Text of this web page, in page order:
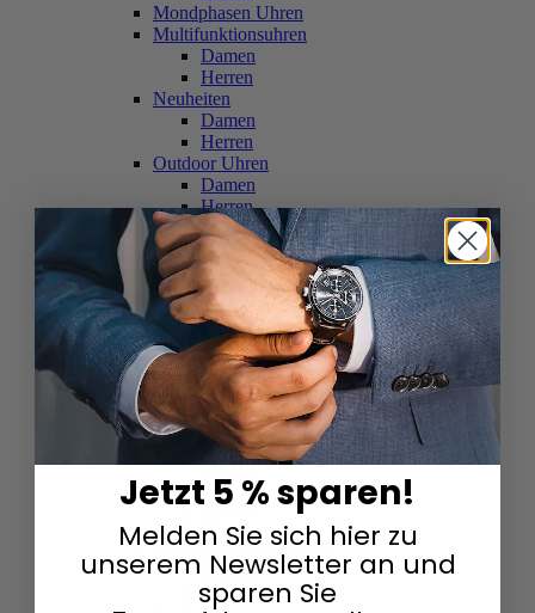
Mondphasen Uhren
Multifunktionsuhren
Damen
Herren
Neuheiten
Damen
Herren
Outdoor Uhren
Damen
Herren
Schweizer Uhren
Damen
Herren
Skelettuhren
Damen
Herren
Smartwatches
Damen
Herren
Solaruhren
Herren
Damen
Sportuhren
Damen
Herren
Swarovski & Edelsteine
Damen
Herren
Jetzt 5 % sparen!
Melden Sie sich hier zu
unserem Newsletter an und
sparen Sie